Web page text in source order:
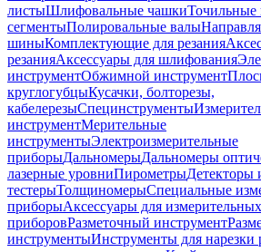
листыШлифовальные чашкиТочильные
сегментыПолировальные валы
шиныКомплектующие для резания
резанияАксессуары для шлифования
инструментОбжимной инструмент
круглогубцыКусачки, болторезы,
кабелерезыСпецинструменты
инструментМерительные
инструментыЭлектроизмерительные
приборыДальномерыДальномеры
лазерные уровниПирометрыДетекторы
тестерыТолщиномерыСпециальные
приборыАксессуары для измерительных
приборовРазметочный инструмент
инструментыИнструменты для нарезки